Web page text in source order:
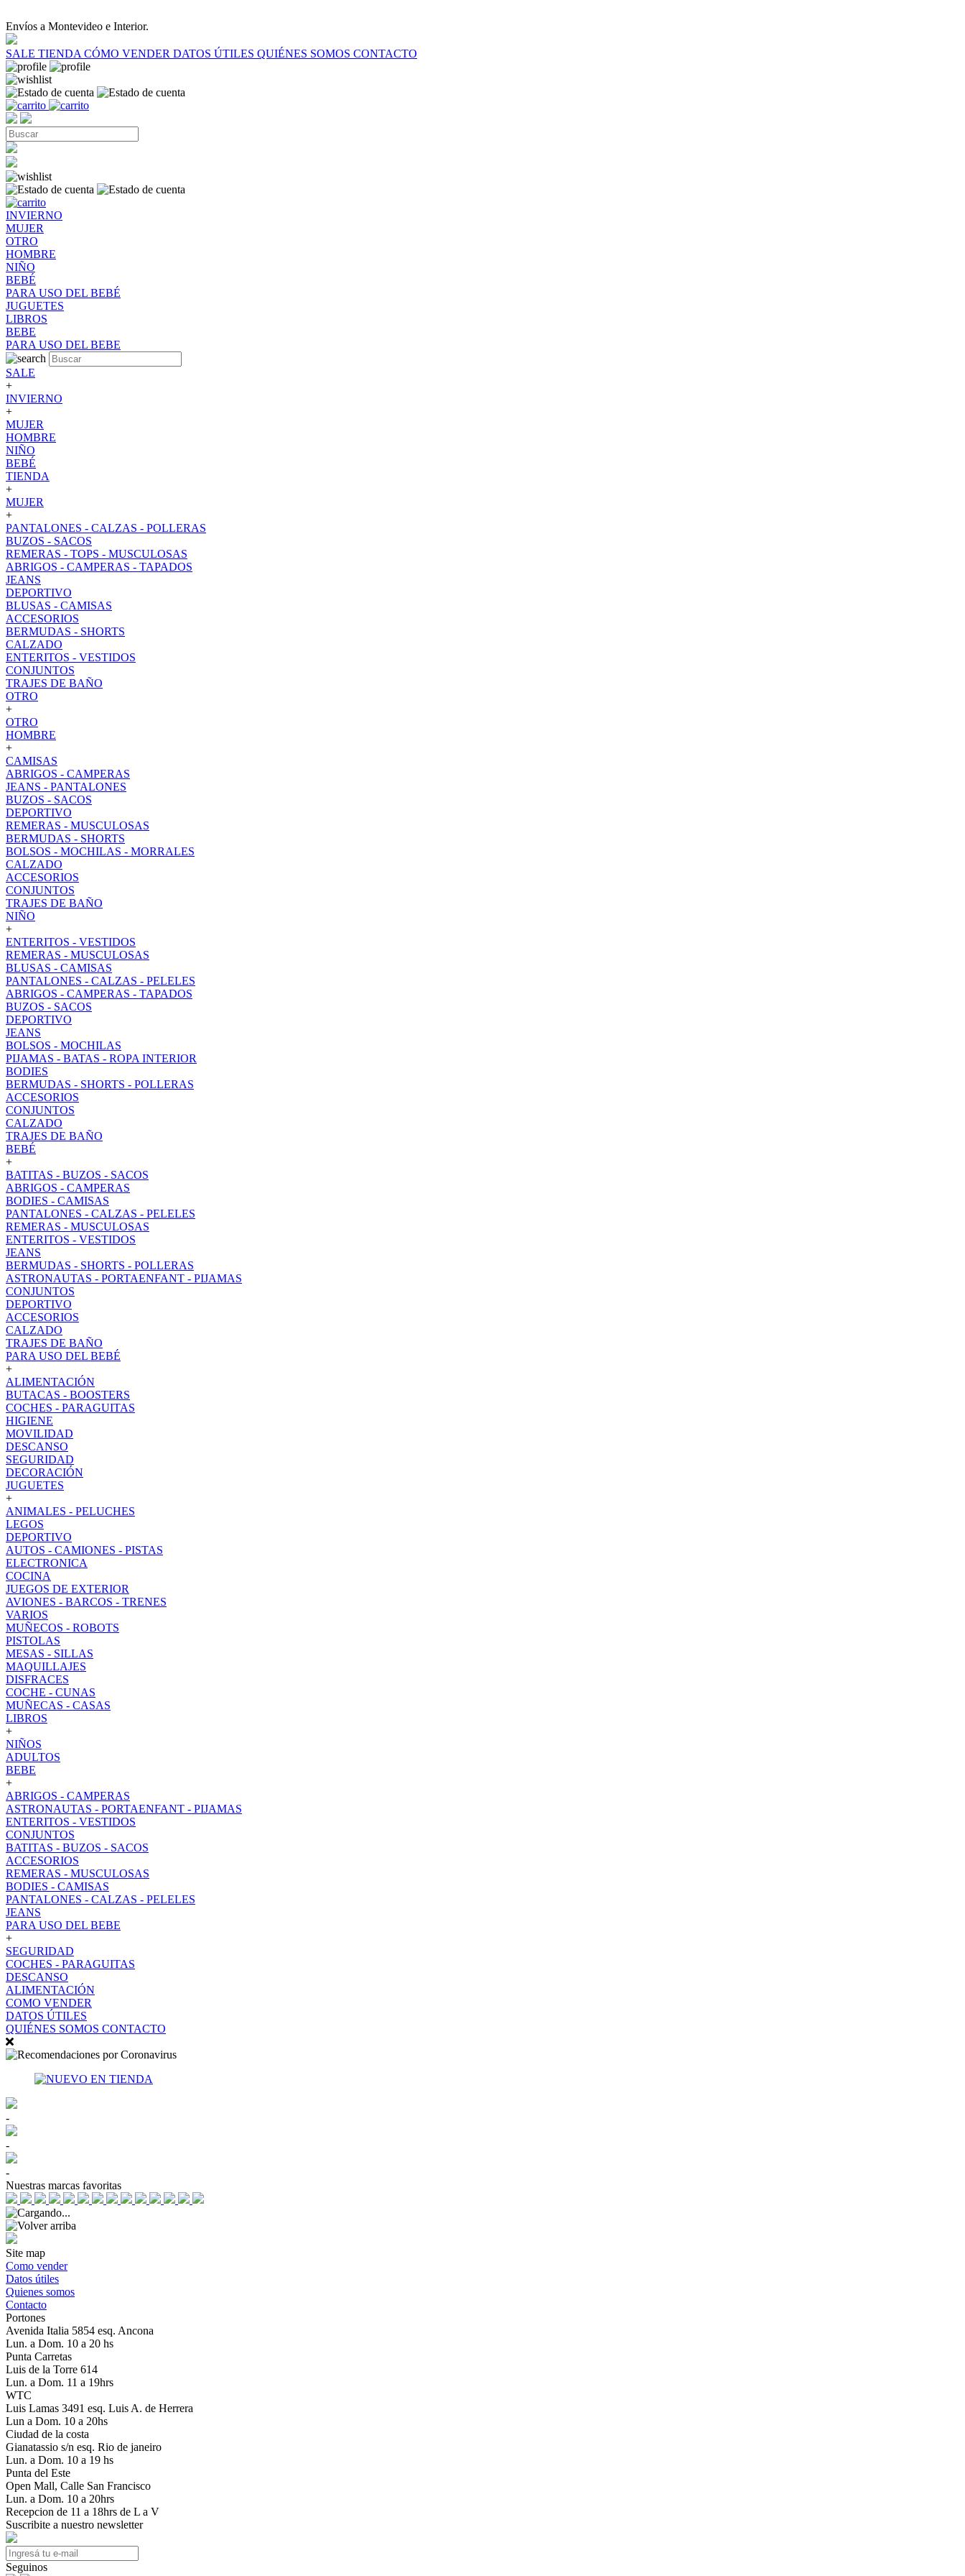
Envíos a Montevideo e Interior.
SALE TIENDA CÓMO VENDER DATOS ÚTILES QUIÉNES SOMOS CONTACTO
INVIERNO
MUJER
OTRO
HOMBRE
NIÑO
BEBÉ
PARA USO DEL BEBÉ
JUGUETES
LIBROS
BEBE
PARA USO DEL BEBE
SALE
+
INVIERNO
+
MUJER
HOMBRE
NIÑO
BEBÉ
TIENDA
+
MUJER
+
PANTALONES - CALZAS - POLLERAS
BUZOS - SACOS
REMERAS - TOPS - MUSCULOSAS
ABRIGOS - CAMPERAS - TAPADOS
JEANS
DEPORTIVO
BLUSAS - CAMISAS
ACCESORIOS
BERMUDAS - SHORTS
CALZADO
ENTERITOS - VESTIDOS
CONJUNTOS
TRAJES DE BAÑO
OTRO
+
OTRO
HOMBRE
+
CAMISAS
ABRIGOS - CAMPERAS
JEANS - PANTALONES
BUZOS - SACOS
DEPORTIVO
REMERAS - MUSCULOSAS
BERMUDAS - SHORTS
BOLSOS - MOCHILAS - MORRALES
CALZADO
ACCESORIOS
CONJUNTOS
TRAJES DE BAÑO
NIÑO
+
ENTERITOS - VESTIDOS
REMERAS - MUSCULOSAS
BLUSAS - CAMISAS
PANTALONES - CALZAS - PELELES
ABRIGOS - CAMPERAS - TAPADOS
BUZOS - SACOS
DEPORTIVO
JEANS
BOLSOS - MOCHILAS
PIJAMAS - BATAS - ROPA INTERIOR
BODIES
BERMUDAS - SHORTS - POLLERAS
ACCESORIOS
CONJUNTOS
CALZADO
TRAJES DE BAÑO
BEBÉ
+
BATITAS - BUZOS - SACOS
ABRIGOS - CAMPERAS
BODIES - CAMISAS
PANTALONES - CALZAS - PELELES
REMERAS - MUSCULOSAS
ENTERITOS - VESTIDOS
JEANS
BERMUDAS - SHORTS - POLLERAS
ASTRONAUTAS - PORTAENFANT - PIJAMAS
CONJUNTOS
DEPORTIVO
ACCESORIOS
CALZADO
TRAJES DE BAÑO
PARA USO DEL BEBÉ
+
ALIMENTACIÓN
BUTACAS - BOOSTERS
COCHES - PARAGUITAS
HIGIENE
MOVILIDAD
DESCANSO
SEGURIDAD
DECORACIÓN
JUGUETES
+
ANIMALES - PELUCHES
LEGOS
DEPORTIVO
AUTOS - CAMIONES - PISTAS
ELECTRONICA
COCINA
JUEGOS DE EXTERIOR
AVIONES - BARCOS - TRENES
VARIOS
MUÑECOS - ROBOTS
PISTOLAS
MESAS - SILLAS
MAQUILLAJES
DISFRACES
COCHE - CUNAS
MUÑECAS - CASAS
LIBROS
+
NIÑOS
ADULTOS
BEBE
+
ABRIGOS - CAMPERAS
ASTRONAUTAS - PORTAENFANT - PIJAMAS
ENTERITOS - VESTIDOS
CONJUNTOS
BATITAS - BUZOS - SACOS
ACCESORIOS
REMERAS - MUSCULOSAS
BODIES - CAMISAS
PANTALONES - CALZAS - PELELES
JEANS
PARA USO DEL BEBE
+
SEGURIDAD
COCHES - PARAGUITAS
DESCANSO
ALIMENTACIÓN
COMO VENDER
DATOS ÚTILES
QUIÉNES SOMOS CONTACTO
-
-
-
Nuestras marcas favoritas
Site map
Como vender
Datos útiles
Quienes somos
Contacto
Portones
Avenida Italia 5854 esq. Ancona
Lun. a Dom. 10 a 20 hs
Punta Carretas
Luis de la Torre 614
Lun. a Dom. 11 a 19hrs
WTC
Luis Lamas 3491 esq. Luis A. de Herrera
Lun a Dom. 10 a 20hs
Ciudad de la costa
Gianatassio s/n esq. Rio de janeiro
Lun. a Dom. 10 a 19 hs
Punta del Este
Open Mall, Calle San Francisco
Lun. a Dom. 10 a 20hrs
Recepcion de 11 a 18hrs de L a V
Suscribite a nuestro newsletter
Seguinos